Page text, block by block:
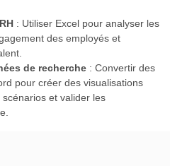
: Utiliser Excel pour analyser les
des employés et
de recherche : Convertir des
pour créer des visualisations
et valider les